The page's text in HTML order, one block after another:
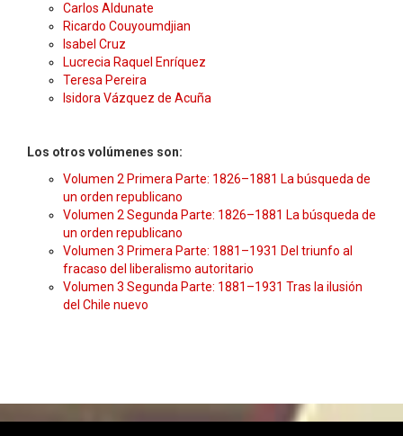
Carlos Aldunate
Ricardo Couyoumdjian
Isabel Cruz
Lucrecia Raquel Enríquez
Teresa Pereira
Isidora Vázquez de Acuña
Los otros volúmenes son:
Volumen 2 Primera Parte: 1826–1881 La búsqueda de
un orden republicano
Volumen 2 Segunda Parte: 1826–1881 La búsqueda de
un orden republicano
Volumen 3 Primera Parte: 1881–1931 Del triunfo al
fracaso del liberalismo autoritario
Volumen 3 Segunda Parte: 1881–1931 Tras la ilusión
del Chile nuevo